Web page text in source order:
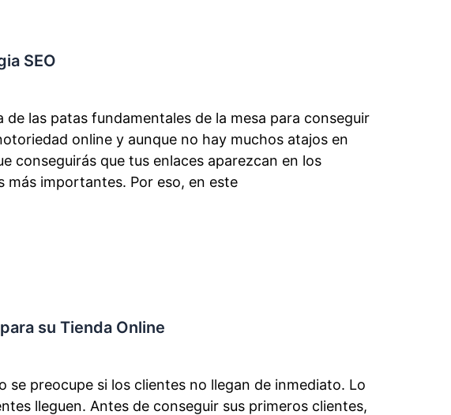
SEO
las patas fundamentales de la mesa para conseguir
online y aunque no hay muchos atajos en
conseguirás que tus enlaces aparezcan en los
más importantes. Por eso, en este
su Tienda Online
se preocupe si los clientes no llegan de inmediato. Lo
lleguen. Antes de conseguir sus primeros clientes,